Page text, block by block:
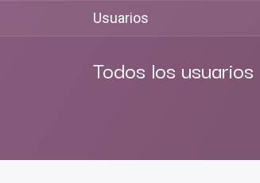
Usuarios
Todos los usuarios